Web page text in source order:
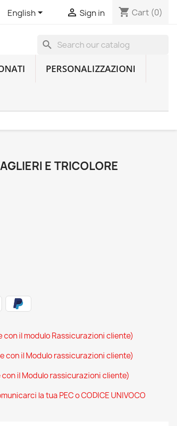
English  Sign in shopping_cart Cart (0)
search
PERSONALIZZAZIONI
E TRICOLORE
il modulo Rassicurazioni cliente)
con il Modulo rassicurazioni cliente)
il Modulo rassicurazioni cliente)
la tua PEC o CODICE UNIVOCO